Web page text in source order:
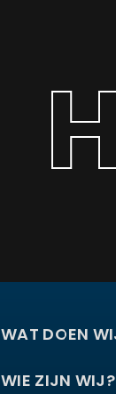
WAT DOEN
WIE ZIJN WIJ?